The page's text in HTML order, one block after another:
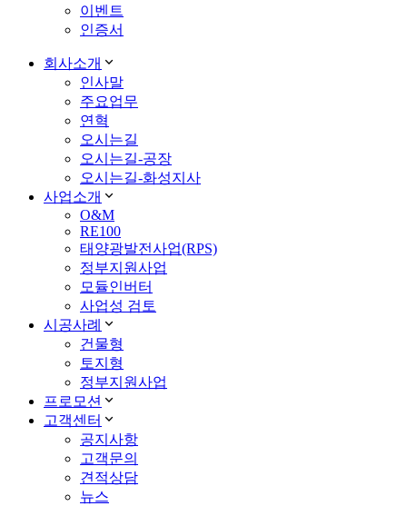
이벤트
인증서
회사소개
인사말
주요업무
연혁
오시는길
오시는길-공장
오시는길-화성지사
사업소개
O&M
RE100
태양광발전사업(RPS)
정부지원사업
모듈인버터
사업성 검토
시공사례
건물형
토지형
정부지원사업
프로모션
고객센터
공지사항
고객문의
견적상담
뉴스